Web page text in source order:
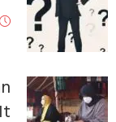
Tries